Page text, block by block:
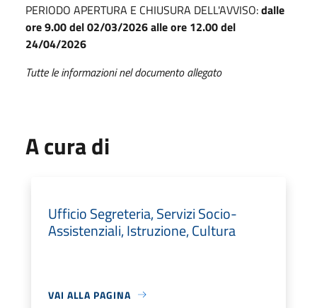
PERIODO APERTURA E CHIUSURA DELL'AVVISO:dalle
ore 9.00 del 02/03/2026 alle ore 12.00 del
24/04/2026
Tutte le informazioni nel documento allegato
A cura di
Ufficio Segreteria, Servizi Socio-
Assistenziali, Istruzione, Cultura
VAI ALLA PAGINA